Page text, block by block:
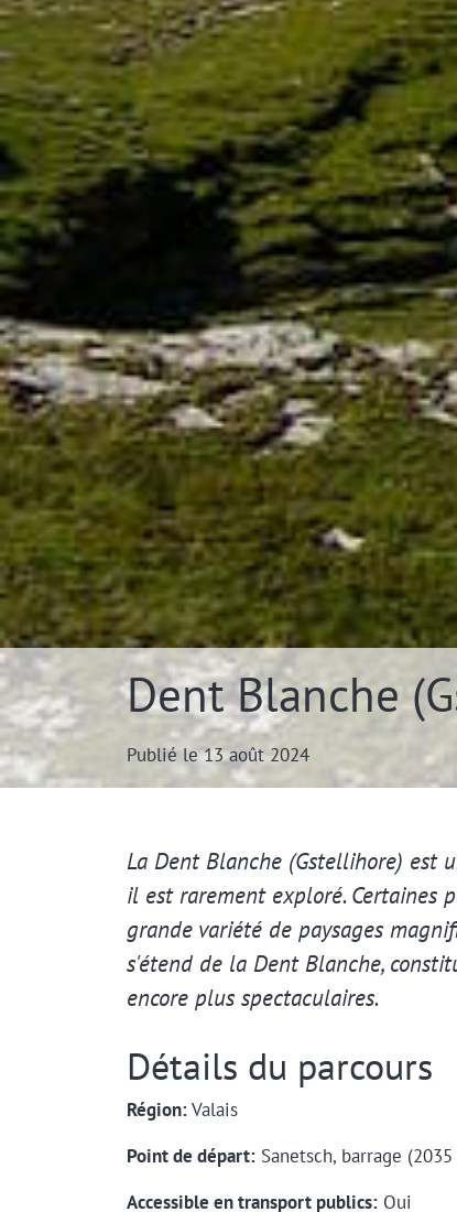
Dent Blanche
Publié le 13 août 2024
Extrait
La Dent Blanche (Gstellihore) est
il est rarement exploré. Certaines
grande variété de paysages
s'étend de la Dent Blanche,
encore plus spectaculaires.
Détails du parcours
Région:Valais
Point de départ:Sanetsch, barrage (2035
Accessible en transport publics:Oui